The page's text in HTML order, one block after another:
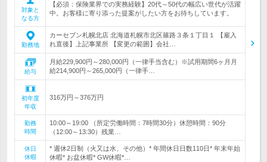
対象と
なる方
【必須：保険業界での実務経験】20代～50代の幅広い世代が活躍
中。お客様に寄り添った提案がしたい方をお待ちしています。
勤務地
カーセブン札幌北店 北海道札幌市北区篠路３条１丁目１ 【雇入
れ直後】上記事業所 【変更の範囲】会社…
給与
月給229,900円～280,000円（一律手当含む）※試用期間6ヶ月月
給214,900円～265,000円（一律手…
初年度
年収
316万円～376万円
勤務
時間
10:00～19:00 （所定労働時間：7時間30分）休憩時間：90分
（12:00～13:30）残業…
休日
休暇
* 週休2日制（火又は水、その他）* 年間休日日数110日* 年末年始
休暇* お盆休暇* GW休暇*…